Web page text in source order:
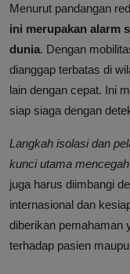
Menurut pandangan
ini merupakan alarm
dunia. Dengan
dianggap terbatas di
lain dengan cepat. Ini
siap siaga dengan
Langkah isolasi dan
kunci utama
juga harus diimbangi
internasional dan
diberikan pemahaman
terhadap pasien